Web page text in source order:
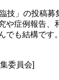
技」の投稿募
や症例報告、
でも結構です
委員会]